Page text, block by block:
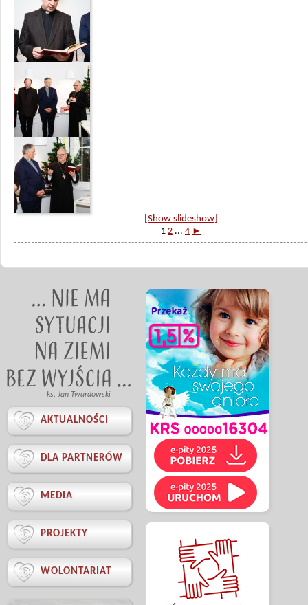
[Show slideshow]
1 2 ... 4 ►
ks. Jan Twardowski
 AKTUALNOŚCI
 DLA PARTNERÓW
 MEDIA
 PROJEKTY
 WOLONTARIAT